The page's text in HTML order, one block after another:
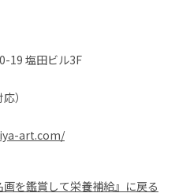
19 塩田ビル3F
）
art.com/
を鑑賞して栄養補給』に戻る